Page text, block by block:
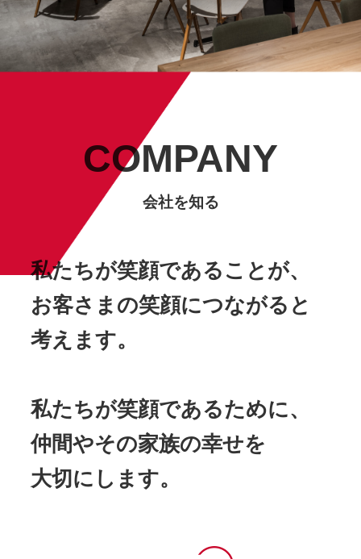
COMPANY
会社を知る
私たちが笑顔であることが、
お客さまの笑顔につながると
考えます。
私たちが笑顔であるために、
仲間やその家族の幸せを
大切にします。